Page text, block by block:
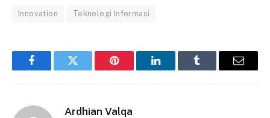
Innovation Teknologi Informasi
FacebookTwitter Pinterest LinkedInTumblr Email
Ardhian Valqa